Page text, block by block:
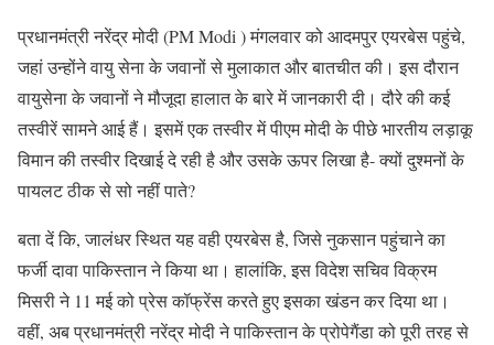
प्रधानमंत्री नरेंद्र मोदी (PM Modi ) मंगलवार को आदमपुर एयरबेस पहुंचे,
जहां उन्होंने वायु सेना के जवानों से मुलाकात और बातचीत की। इस दौरान
वायुसेना के जवानों ने मौजूदा हालात के बारे में जानकारी दी। दौरे की कई
तस्वीरें सामने आई हैं। इसमें एक तस्वीर में पीएम मोदी के पीछे भारतीय लड़ाकू
विमान की तस्वीर दिखाई दे रही है और उसके ऊपर लिखा है- क्यों दुश्मनों के
पायलट ठीक से सो नहीं पाते?
बता दें कि, जालंधर स्थित यह वही एयरबेस है, जिसे नुकसान पहुंचाने का
फर्जी दावा पाकिस्तान ने किया था। हालांकि, इस विदेश सचिव विक्रम
मिसरी ने 11 मई को प्रेस कॉफ्रेंस करते हुए इसका खंडन कर दिया था।
वहीं, अब प्रधानमंत्री नरेंद्र मोदी ने पाकिस्तान के प्रोपेगैंडा को पूरी तरह से